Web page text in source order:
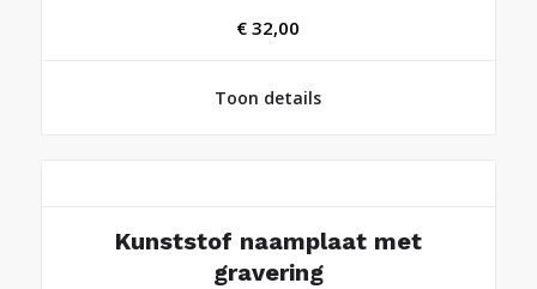
€ 32,00
Toon details
Kunststof naamplaat met
gravering